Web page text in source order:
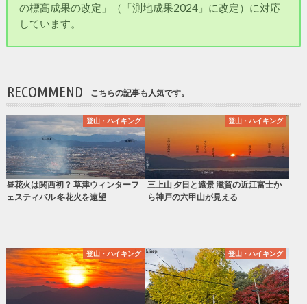
の標高成果の改定」（「測地成果2024」に改定）に対応
しています。
RECOMMEND こちらの記事も人気です。
登山・ハイキング
昼花火は関西初？ 草津ウィンターフ
ェスティバル 冬花火を遠望
登山・ハイキング
三上山 夕日と遠景 滋賀の近江富士か
ら神戸の六甲山が見える
登山・ハイキング 登山・ハイキング